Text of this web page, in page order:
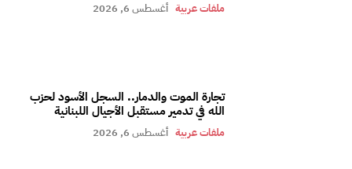
ملفات عربية أغسطس 6, 2026
تجارة الموت والدمار.. السجل الأسود لحزب
الله في تدمير مستقبل الأجيال اللبنانية
ملفات عربية أغسطس 6, 2026